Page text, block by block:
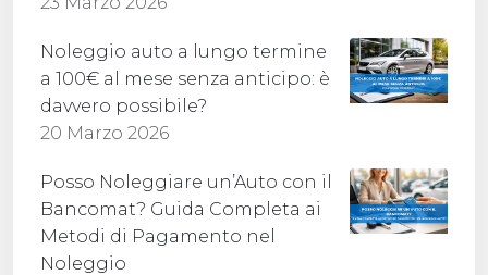
Noleggio auto a lungo termine
a 100€ al mese senza anticipo: è
davvero possibile?
20 Marzo 2026
Posso Noleggiare un’Auto con il
Bancomat? Guida Completa ai
Metodi di Pagamento nel
Noleggio